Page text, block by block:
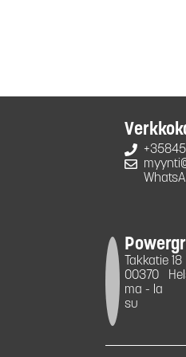
Takkatie 18
00370
ma - la
su